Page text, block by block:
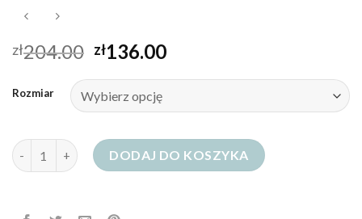
zł204.00 zł136.00
Rozmiar
ilość niebieskie jeansyDODAJ DO KOSZYKA